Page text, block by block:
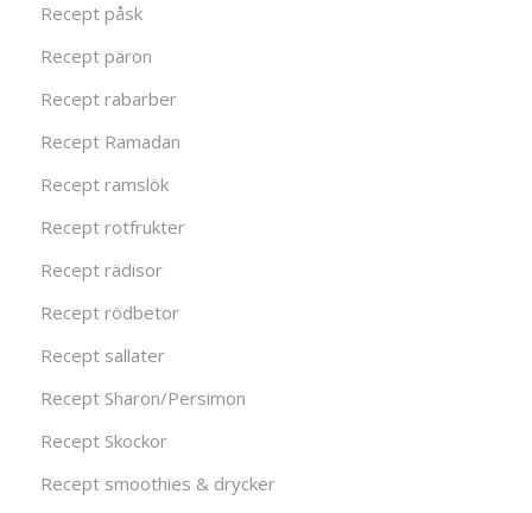
Recept påsk
Recept päron
Recept rabarber
Recept Ramadan
Recept ramslök
Recept rotfrukter
Recept rädisor
Recept rödbetor
Recept sallater
Recept Sharon/Persimon
Recept Skockor
Recept smoothies & drycker